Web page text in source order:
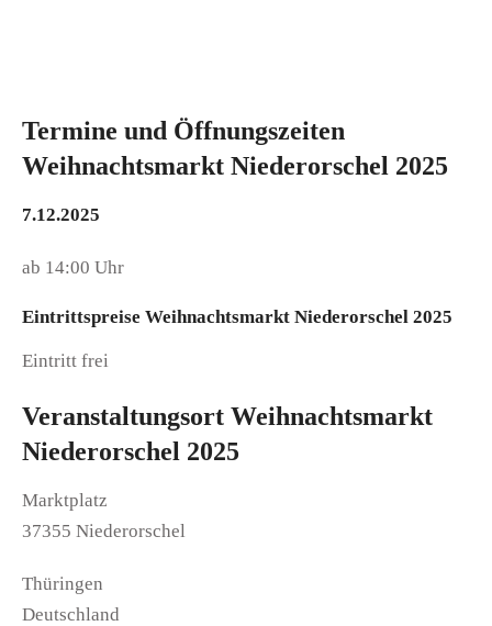
Termine und Öffnungszeiten
Weihnachtsmarkt Niederorschel 2025
7.12.2025
ab 14:00 Uhr
Eintrittspreise Weihnachtsmarkt Niederorschel 2025
Eintritt frei
Veranstaltungsort Weihnachtsmarkt
Niederorschel 2025
Marktplatz
37355 Niederorschel
Thüringen
Deutschland